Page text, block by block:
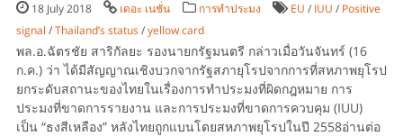
18 July 2018 เดอะ เนชั่น การทำประมง EU / IUU / Positive
signal /Thailand’s status/yellow card
พล.อ.ฉัตรชัย สาริกัลยะ รองนายกรัฐมนตรี กล่าวเมื่อวันจันทร์ (16
ก.ค.) ว่า ได้มีสัญญาณเชิงบวกจากรัฐสภายุโรปจากการที่สหภาพยุโรป
ยกระดับสถานะของไทยในเรื่องการทำประมงที่ผิดกฎหมาย การ
ประมงที่ขาดการรายงาน และการประมงที่ขาดการควบคุม (IUU)
เป็น “ธงสีเหลือง” หลังไทยถูกแบนโดยสหภาพยุโรปในปี 2558อ่านต่อ